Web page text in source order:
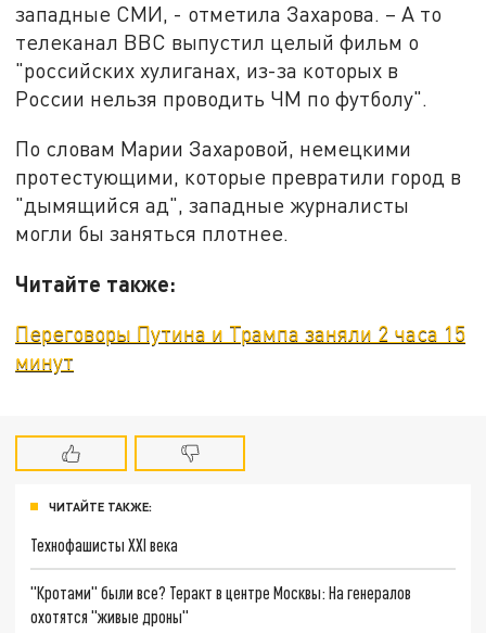
западные СМИ, - отметила Захарова. – А то
телеканал ВВС выпустил целый фильм о
"российских хулиганах, из-за которых в
России нельзя проводить ЧМ по футболу".
По словам Марии Захаровой, немецкими
протестующими, которые превратили город в
"дымящийся ад", западные журналисты
могли бы заняться плотнее.
Читайте также:
Переговоры Путина и Трампа заняли 2 часа 15
минут
ЧИТАЙТЕ ТАКЖЕ:
Технофашисты XXI века
"Кротами" были все? Теракт в центре Москвы: На генералов
охотятся "живые дроны"